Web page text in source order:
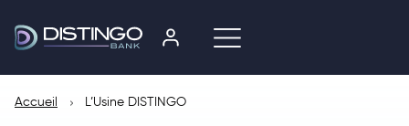
Accueil L’Usine DISTINGO